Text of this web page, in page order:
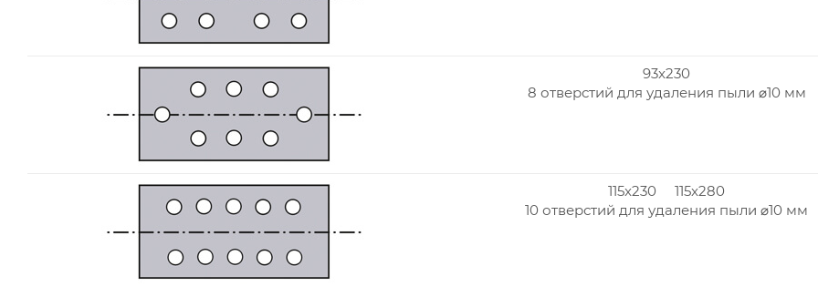
93x230
8 отверстий для удаления пыли ⌀10 мм
115x230 115x280
10 отверстий для удаления пыли ⌀10 мм